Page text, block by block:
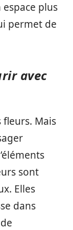
espace plus
permet de
avec
fleurs. Mais
sont
Elles
dans